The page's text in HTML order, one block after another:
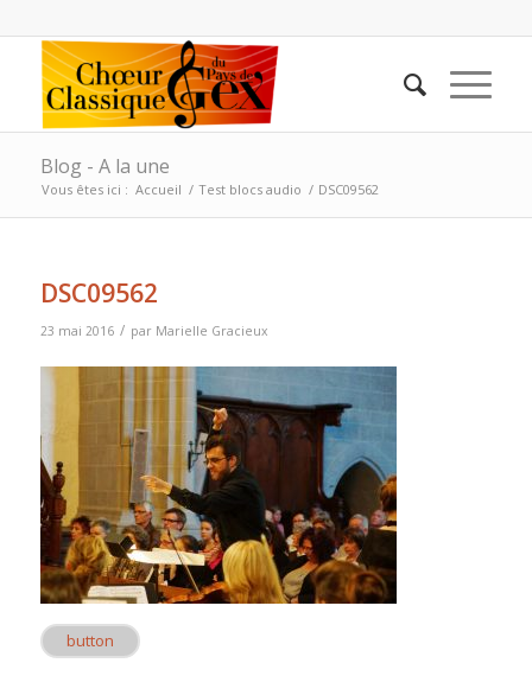
Blog - A la une
Vous êtes ici : Accueil / Test blocs audio / DSC09562
DSC09562
23 mai 2016 / par Marielle Gracieux
button